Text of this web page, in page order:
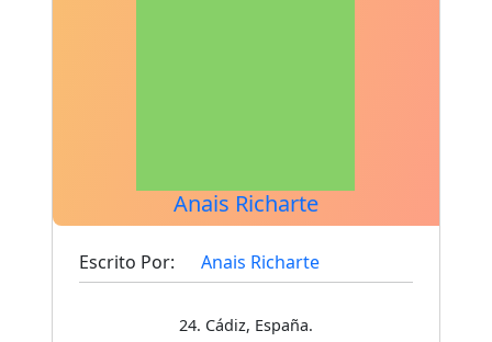
Anais Richarte
Escrito Por: Anais Richarte
24. Cádiz, España.